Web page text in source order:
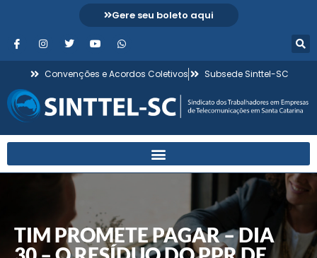
Gere seu boleto aqui
Convenções e Acordos Coletivos Subsede Sinttel-SC
TIM PROMETE PAGAR – DIA